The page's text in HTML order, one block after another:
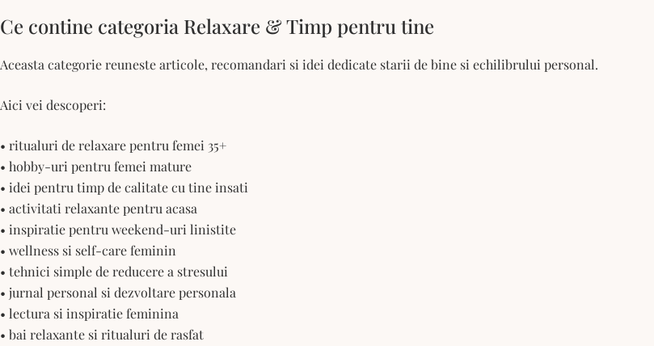
Ce contine categoria Relaxare & Timp pentru tine
Aceasta categorie reuneste articole, recomandari si idei dedicate starii de bine si echilibrului personal.
Aici vei descoperi:
• ritualuri de relaxare pentru femei 35+
• hobby-uri pentru femei mature
• idei pentru timp de calitate cu tine insati
• activitati relaxante pentru acasa
• inspiratie pentru weekend-uri linistite
• wellness si self-care feminin
• tehnici simple de reducere a stresului
• jurnal personal si dezvoltare personala
• lectura si inspiratie feminina
• bai relaxante si ritualuri de rasfat